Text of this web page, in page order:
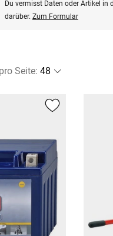
Du vermisst Daten oder Artikel in
darüber. Zum Formular
pro Seite: